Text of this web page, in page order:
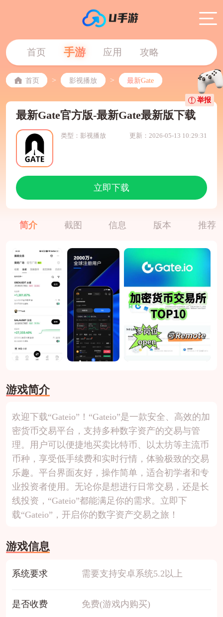
首页 手游 应用 攻略
首页 > 影视播放 > 最新Gate
最新Gate官方版-最新Gate最新版下载
类型：影视播放 更新：2026-05-13 10:29:31
立即下载
举报
简介 截图 信息 版本 推荐
游戏简介
欢迎下载“Gateio”！“Gateio”是一款安全、高效的加
密货币交易平台，支持多种数字资产的交易与管
理。用户可以便捷地买卖比特币、以太坊等主流币
币种，享受低手续费和实时行情，体验极致的交易
乐趣。平台界面友好，操作简单，适合初学者和专
业投资者使用。无论你是想进行日常交易，还是长
线投资，“Gateio”都能满足你的需求。立即下
载“Gateio”，开启你的数字资产交易之旅！
游戏信息
系统要求 需要支持安卓系统5.2以上
是否收费 免费(游戏内购买)